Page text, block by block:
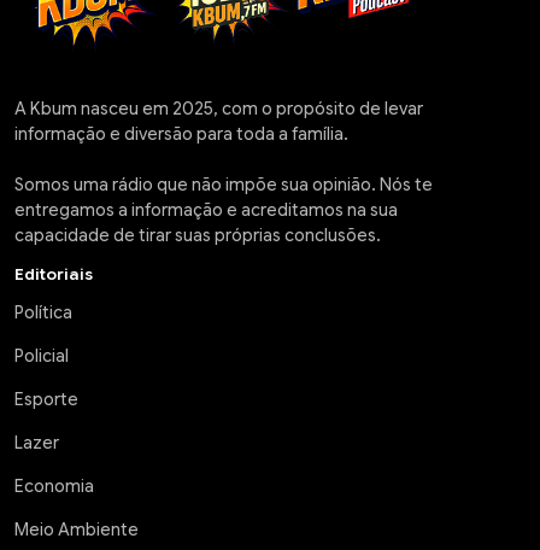
A Kbum nasceu em 2025, com o propósito de levar
informação e diversão para toda a família.
Somos uma rádio que não impõe sua opinião. Nós te
entregamos a informação e acreditamos na sua
capacidade de tirar suas próprias conclusões.
Editoriais
Política
Policial
Esporte
Lazer
Economia
Meio Ambiente